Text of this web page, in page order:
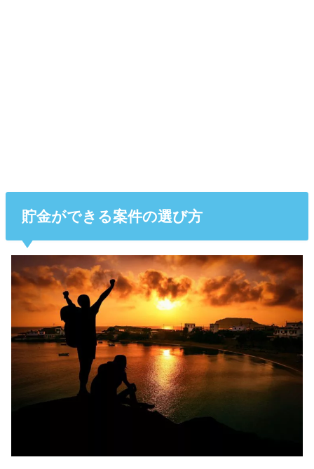
貯金ができる案件の選び方